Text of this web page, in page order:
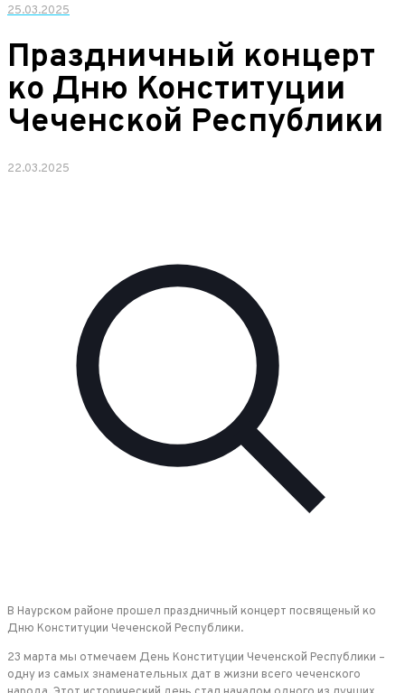
25.03.2025
Праздничный концерт
ко Дню Конституции
Чеченской Республики
22.03.2025
В Наурском районе прошел праздничный концерт посвященый ко
Дню Конституции Чеченской Республики.
23 марта мы отмечаем День Конституции Чеченской Республики –
одну из самых знаменательных дат в жизни всего чеченского